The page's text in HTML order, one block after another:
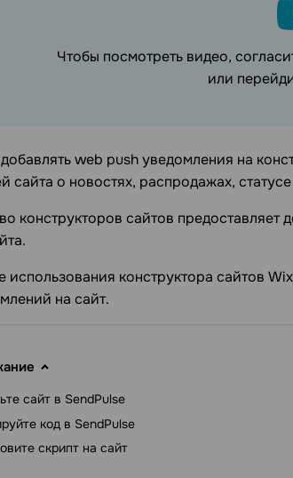
Чтобы посмотреть видео,
или
web push уведомления на
сайта о новостях, распродажах,
конструкторов сайтов предоставляет
использования конструктора сайтов
на сайт.
сайт в SendPulse
код в SendPulse
скрипт на сайт